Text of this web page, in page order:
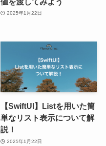
2025年1月22日
【SwiftUI】Listを用いた簡
単なリスト表示について解
説！
2025年1月22日